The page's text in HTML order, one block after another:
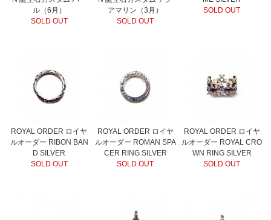
ル（6月）
SOLD OUT
アマリン（3月）
SOLD OUT
SOLD OUT
ROYAL ORDER ロイヤ
ルオーダー RIBON BAN
D SILVER
SOLD OUT
ROYAL ORDER ロイヤ
ルオーダー ROMAN SPA
CER RING SILVER
SOLD OUT
ROYAL ORDER ロイヤ
ルオーダー ROYAL CRO
WN RING SILVER
SOLD OUT